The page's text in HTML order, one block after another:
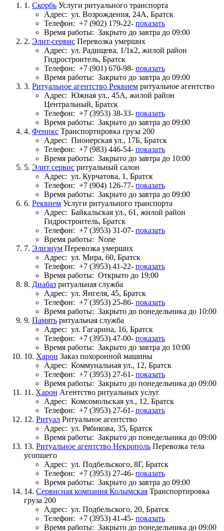
1. Скорбь Услуги ритуального транспорта
Адрес: ул. Возрождения, 24А, Братск
Телефон: +7 (902) 179-22- показать
Время работы: Закрыто до завтра до 09:00
2. Элит-сервис Перевозка умерших
Адрес: ул. Радищева, 1/1к2, жилой район
Гидростроитель, Братск
Телефон: +7 (901) 670-98- показать
Время работы: Закрыто до завтра до 09:00
3. Ритуальное агентство Реквием ритуальное агентство
Адрес: Южная ул., 45А, жилой район
Центральный, Братск
Телефон: +7 (3953) 38-33- показать
Время работы: Закрыто до завтра до 09:00
4. Феникс Транспортировка груза 200
Адрес: Пионерская ул., 17Б, Братск
Телефон: +7 (983) 446-54- показать
Время работы: Закрыто до завтра до 10:00
5. Элит сервис ритуальный салон
Адрес: ул. Курчатова, 1, Братск
Телефон: +7 (904) 126-77- показать
Время работы: Закрыто до завтра до 09:00
6. Реквием Услуги ритуального транспорта
Адрес: Байкальская ул., 61, жилой район
Гидростроитель, Братск
Телефон: +7 (3953) 31-07- показать
Время работы: None
7. Элизиум Перевозка умерших
Адрес: ул. Мира, 60, Братск
Телефон: +7 (3953) 41-22- показать
Время работы: Открыто до 19:00
8. Диабаз ритуальная служба
Адрес: ул. Янгеля, 45, Братск
Телефон: +7 (3953) 25-86- показать
Время работы: Закрыто до понедельника до 10:00
9. Память ритуальная служба
Адрес: ул. Гагарина, 16, Братск
Телефон: +7 (3953) 47-00- показать
Время работы: Закрыто до завтра до 10:00
10. Харон Заказ похоронной машины
Адрес: Коммунальная ул., 12, Братск
Телефон: +7 (3953) 27-61- показать
Время работы: Закрыто до понедельника до 09:00
11. Харон Агентство ритуальных услуг
Адрес: Комсомольская ул., 12, Братск
Телефон: +7 (3953) 27-61- показать
12. Ритуал Ритуальное агентство
Адрес: ул. Рябикова, 35, Братск
Время работы: Закрыто до понедельника до 09:00
13. Ритуальное агентство Некрополь Перевозка тела
усопшего
Адрес: ул. Подбельского, 8Г, Братск
Телефон: +7 (3953) 27-46- показать
Время работы: Закрыто до завтра до 09:00
14. Сервисная компания Колымская Транспортировка
груза 200
Адрес: ул. Подбельского, 20, Братск
Телефон: +7 (3953) 41-45- показать
Время работы: Закрыто до понедельника до 09:00